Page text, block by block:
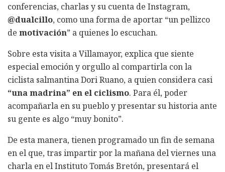
conferencias, charlas y su cuenta de Instagram,
@dualcillo, como una forma de aportar “un pellizco
de motivación” a quienes lo escuchan.
Sobre esta visita a Villamayor, explica que siente
especial emoción y orgullo al compartirla con la
ciclista salmantina Dori Ruano, a quien considera casi
“una madrina” en el ciclismo. Para él, poder
acompañarla en su pueblo y presentar su historia ante
su gente es algo “muy bonito”.
De esta manera, tienen programado un fin de semana
en el que, tras impartir por la mañana del viernes una
charla en el Instituto Tomás Bretón, presentará el